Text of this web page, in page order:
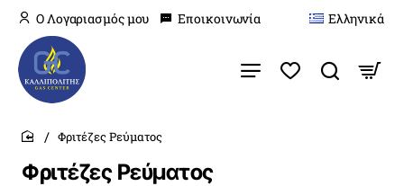
O Λογαριασμός μου Εποικοινωνία Ελληνικά
Φριτέζες Ρεύματος
home
Φριτέζες Ρεύματος